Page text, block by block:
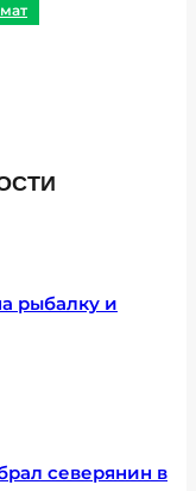
рыбалку и
северянин в